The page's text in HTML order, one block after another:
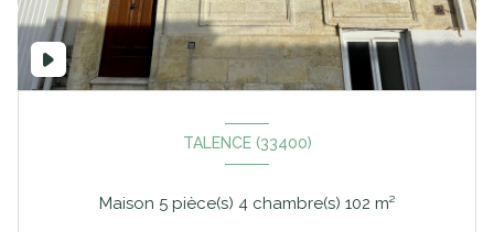
TALENCE (33400)
Maison 5 pièce(s) 4 chambre(s) 102 m²